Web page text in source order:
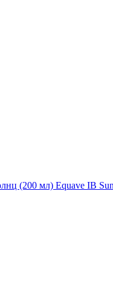
(200 мл) Equave IB Sun